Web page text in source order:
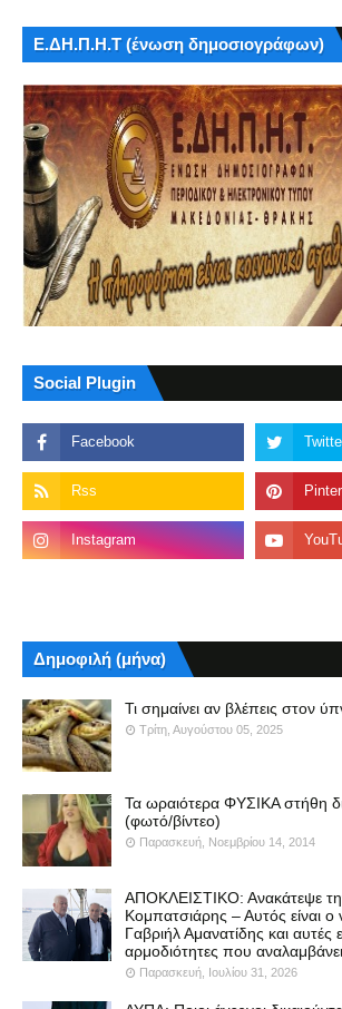
Ε.ΔΗ.Π.Η.Τ (ένωση δημοσιογράφων)
Social Plugin
Δημοφιλή (μήνα)
Τι σημαίνει αν βλέπεις στον
Τρίτη, Αυγούστου 05, 2025
Τα ωραιότερα ΦΥΣΙΚΑ στήθη
(φωτό/βίντεο)
Παρασκευή, Νοεμβρίου 14, 2014
ΑΠΟΚΛΕΙΣΤΙΚΟ: Ανακάτεψε
Κομπατσιάρης – Αυτός είναι ο
Γαβριήλ Αμανατίδης και αυτές
αρμοδιότητες που
Παρασκευή, Ιουλίου 31, 2026